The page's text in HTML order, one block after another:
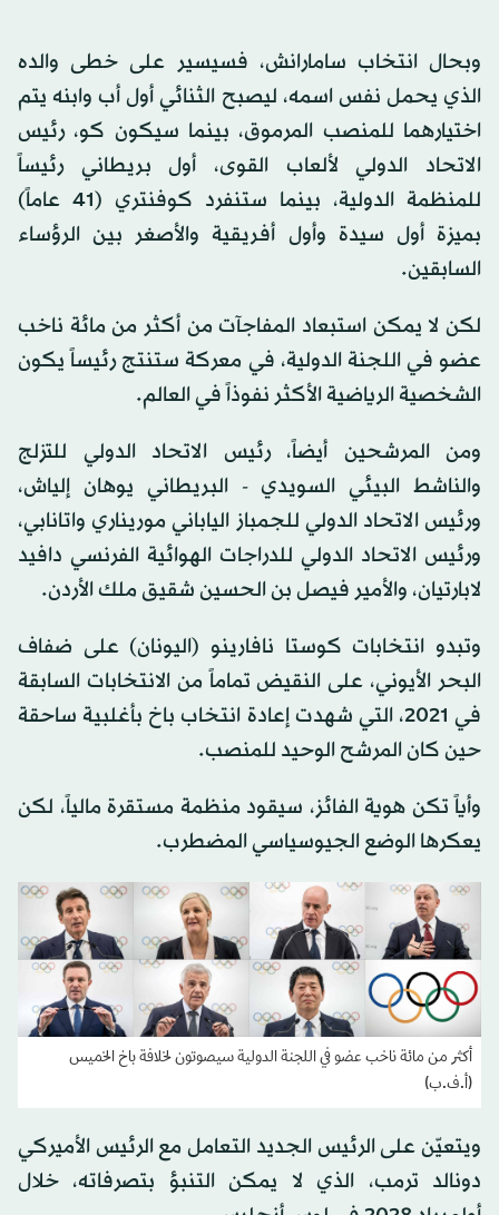
وبحال انتخاب سامارانش، فسيسير على خطى والده
الذي يحمل نفس اسمه، ليصبح الثنائي أول أب وابنه يتم
اختيارهما للمنصب المرموق، بينما سيكون كو، رئيس
الاتحاد الدولي لألعاب القوى، أول بريطاني رئيساً
للمنظمة الدولية، بينما ستنفرد كوفنتري (41 عاماً)
بميزة أول سيدة وأول أفريقية والأصغر بين الرؤساء
السابقين.
لكن لا يمكن استبعاد المفاجآت من أكثر من مائة ناخب
عضو في اللجنة الدولية، في معركة ستنتج رئيساً يكون
الشخصية الرياضية الأكثر نفوذاً في العالم.
ومن المرشحين أيضاً، رئيس الاتحاد الدولي للتزلج
والناشط البيئي السويدي - البريطاني يوهان إلياش،
ورئيس الاتحاد الدولي للجمباز الياباني موريناري واتانابي،
ورئيس الاتحاد الدولي للدراجات الهوائية الفرنسي دافيد
لابارتيان، والأمير فيصل بن الحسين شقيق ملك الأردن.
وتبدو انتخابات كوستا نافارينو (اليونان) على ضفاف
البحر الأيوني، على النقيض تماماً من الانتخابات السابقة
في 2021، التي شهدت إعادة انتخاب باخ بأغلبية ساحقة
حين كان المرشح الوحيد للمنصب.
وأياً تكن هوية الفائز، سيقود منظمة مستقرة مالياً، لكن
يعكرها الوضع الجيوسياسي المضطرب.
أكثر من مائة ناخب عضو في اللجنة الدولية سيصوتون لخلافة باخ الخميس
(أ.ف.ب)
ويتعيّن على الرئيس الجديد التعامل مع الرئيس الأميركي
دونالد ترمب، الذي لا يمكن التنبؤ بتصرفاته، خلال